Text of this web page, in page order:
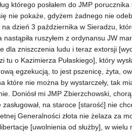
którego posłałem do JMP
nie pokaże, gdyżem żadnego nie
na dzień 3 października w Sieradzu,
ruszyłem z ordynansu JW
dla zniszczenia ludu i teraz extorsji
tu o Kazimierza Pułaskiego], który
egzekucją, to jest pszenicę, żyta,
które nie można by wystarczeły, tak
Doniósł mi JMP Zbierzchowski,
zasługował, na staroce [starość] nie
Generalności złota nie żelaza za
[uwolnienia od służby], w